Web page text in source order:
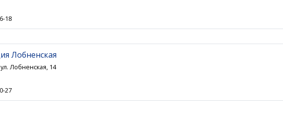
18
Лобненская
Лобненская, 14
27